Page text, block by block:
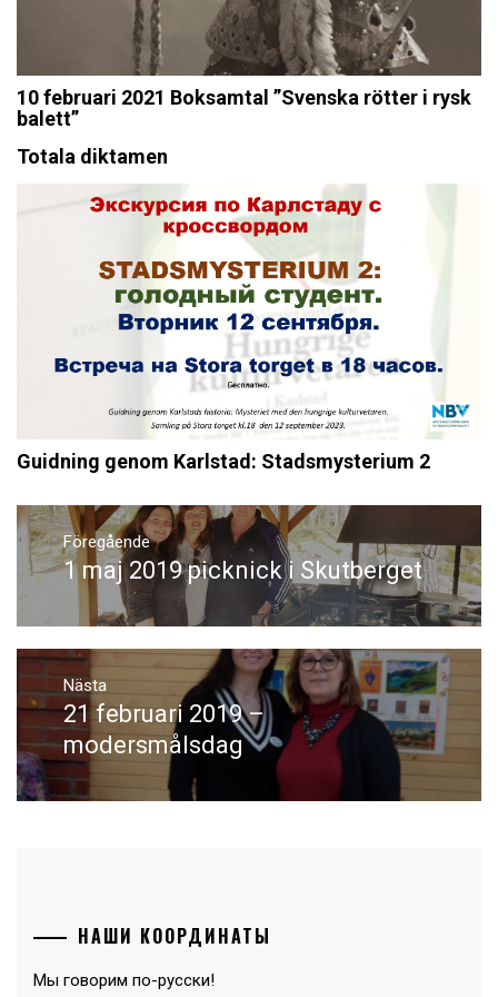
10 februari 2021 Boksamtal ”Svenska rötter i rysk
balett”
Totala diktamen
Guidning genom Karlstad: Stadsmysterium 2
Inläggsnavigering
Föregående
Föregående
inlägg:
1 maj 2019 picknick i Skutberget
Nästa
Nästa
inlägg:
21 februari 2019 –
modersmålsdag
НАШИ КООРДИНАТЫ
Мы говорим по-русски!